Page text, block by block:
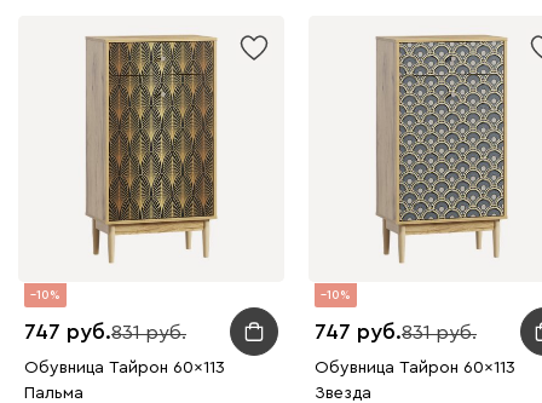
10
747 831
Обувница Тайрон 60x113
Пальма
10
747 831
Обувница Тайрон 60x113
Звезда